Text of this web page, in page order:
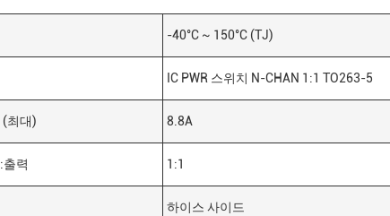
-40°C ~ 150°C (TJ)
IC PWR 스위치 N-CHAN 1:1 TO263-5
(최대) 8.8A
출력 1:1
하이스 사이드